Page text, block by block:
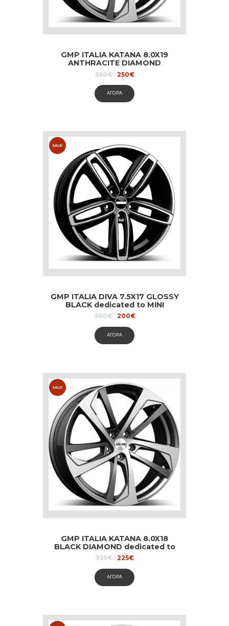
GMP ITALIA KATANA 8.0X19
ANTHRACITE DIAMOND
dedicated to Audi and Volvo
350€
Original
was:
350€.
250€Current
is:
250€.
ΑΓΟΡΑ
SALE!
GMP ITALIA DIVA 7.5X17 GLOSSY
BLACK dedicated to MINI
300€
Original
was:
300€.
200€Current
ΑΓΟΡΑ
SALE!
GMP ITALIA KATANA 8.0X18
BLACK DIAMOND dedicated to
Audi and Volvo
325€
Original
was:
325€.
225€Current
is:
225€.
ΑΓΟΡΑ